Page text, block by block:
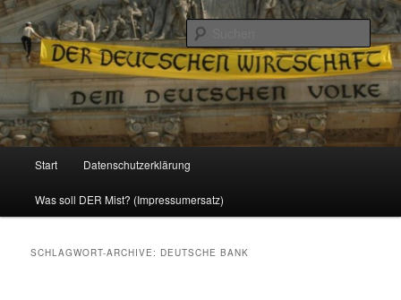
Reizzentrum
Politik, Wirtschaft, Soziales und Gesellschaft
Zum
Inhalt
Zum
sekundären
Start Datenschutzerklärung
Was soll DER Mist? (Impressumersatz)
SCHLAGWORT-ARCHIVE: DEUTSCHE BANK